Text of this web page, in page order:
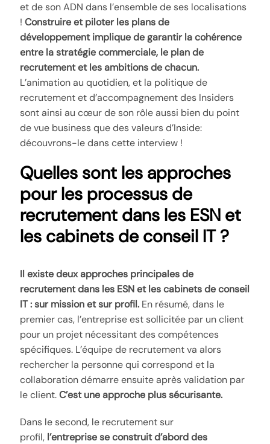
et de son ADN dans l’ensemble de ses localisations
! Construire et piloter les plans de
développement implique de garantir la cohérence
entre la stratégie commerciale, le plan de
recrutement et les ambitions de chacun.
L’animation au quotidien, et la politique de
recrutement et d’accompagnement des Insiders
sont ainsi au cœur de son rôle aussi bien du point
de vue business que des valeurs d’Inside:
découvrons-le dans cette interview !
Quelles sont les approches
pour les processus de
recrutement dans les ESN et
les cabinets de conseil IT ?
Il existe deux approches principales de
recrutement dans les ESN et les cabinets de conseil
IT : sur mission et sur profil. En résumé, dans le
premier cas, l’entreprise est sollicitée par un client
pour un projet nécessitant des compétences
spécifiques. L’équipe de recrutement va alors
rechercher la personne qui correspond et la
collaboration démarre ensuite après validation par
le client.C’est une approche plus sécurisante.
Dans le second, le recrutement sur
profil, l’entreprise se construit d’abord des